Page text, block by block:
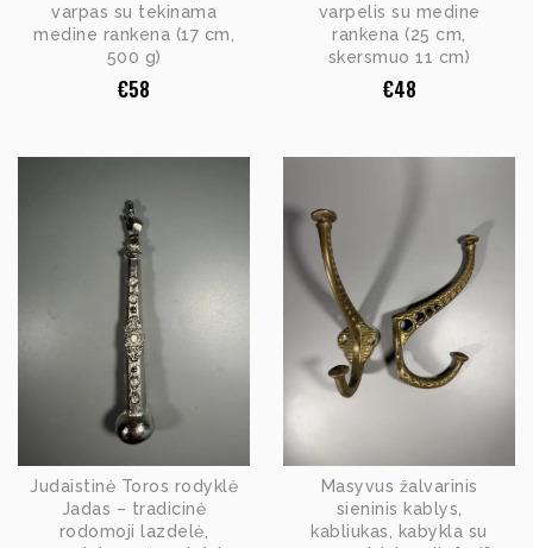
varpas su tekinama
medine rankena (17 cm,
500 g)
€58
varpelis su medine
rankena (25 cm,
skersmuo 11 cm)
€48
Judaistinė Toros rodyklė
Jadas – tradicinė
rodomoji lazdelė,
Masyvus žalvarinis
sieninis kablys,
kabliukas, kabykla su